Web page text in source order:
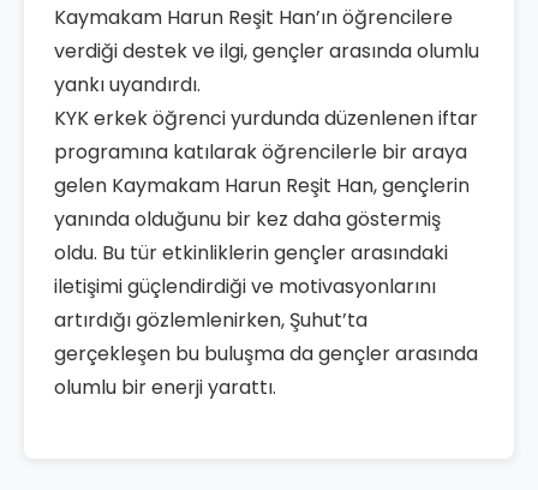
Kaymakam Harun Reşit Han’ın öğrencilere
verdiği destek ve ilgi, gençler arasında olumlu
yankı uyandırdı.
KYK erkek öğrenci yurdunda düzenlenen iftar
programına katılarak öğrencilerle bir araya
gelen Kaymakam Harun Reşit Han, gençlerin
yanında olduğunu bir kez daha göstermiş
oldu. Bu tür etkinliklerin gençler arasındaki
iletişimi güçlendirdiği ve motivasyonlarını
artırdığı gözlemlenirken, Şuhut’ta
gerçekleşen bu buluşma da gençler arasında
olumlu bir enerji yarattı.